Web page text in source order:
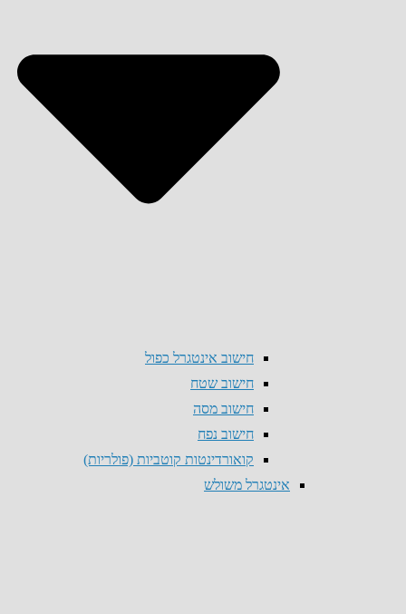
חישוב אינטגרל כפול
חישוב שטח
חישוב מסה
חישוב נפח
קואורדינטות קוטביות (פולריות)
אינטגרל משולש